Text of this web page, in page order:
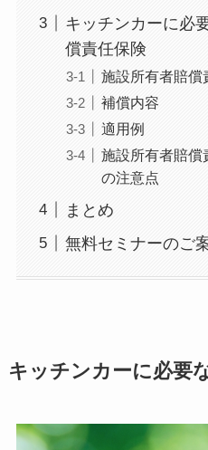
キッチンカーに必
償責任保険
施設所有者賠償
補償内容
適用例
施設所有者賠償
の注意点
まとめ
無料セミナーのご
キッチンカーに必要